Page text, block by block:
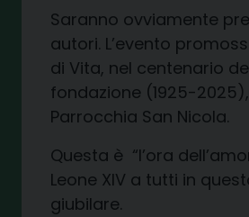
Saranno ovviamente
autori. L’evento
di Vita, nel centenario
fondazione (1925-
Parrocchia San Nicola.
Questa è “l’ora
Leone XIV a tutti in
giubilare.